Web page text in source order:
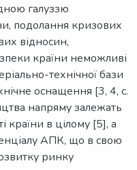
галуззю
подолання кризових
відносин,
країни неможливі
технічної бази
оснащення [3, 4, с.
напряму залежать
країни в цілому [5], а
АПК, що в свою
ринку